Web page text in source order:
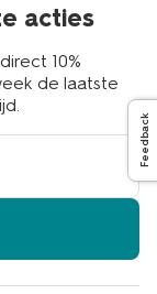
acties
10%
de laatste
Feedback